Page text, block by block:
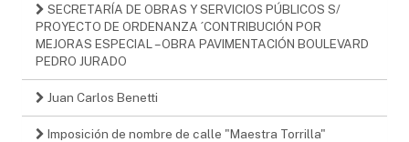
SECRETARÍA DE OBRAS Y SERVICIOS PÚBLICOS S/
PROYECTO DE ORDENANZA ´CONTRIBUCIÓN POR
MEJORAS ESPECIAL – OBRA PAVIMENTACIÓN BOULEVARD
PEDRO JURADO
Juan Carlos Benetti
Imposición de nombre de calle "Maestra Torrilla"